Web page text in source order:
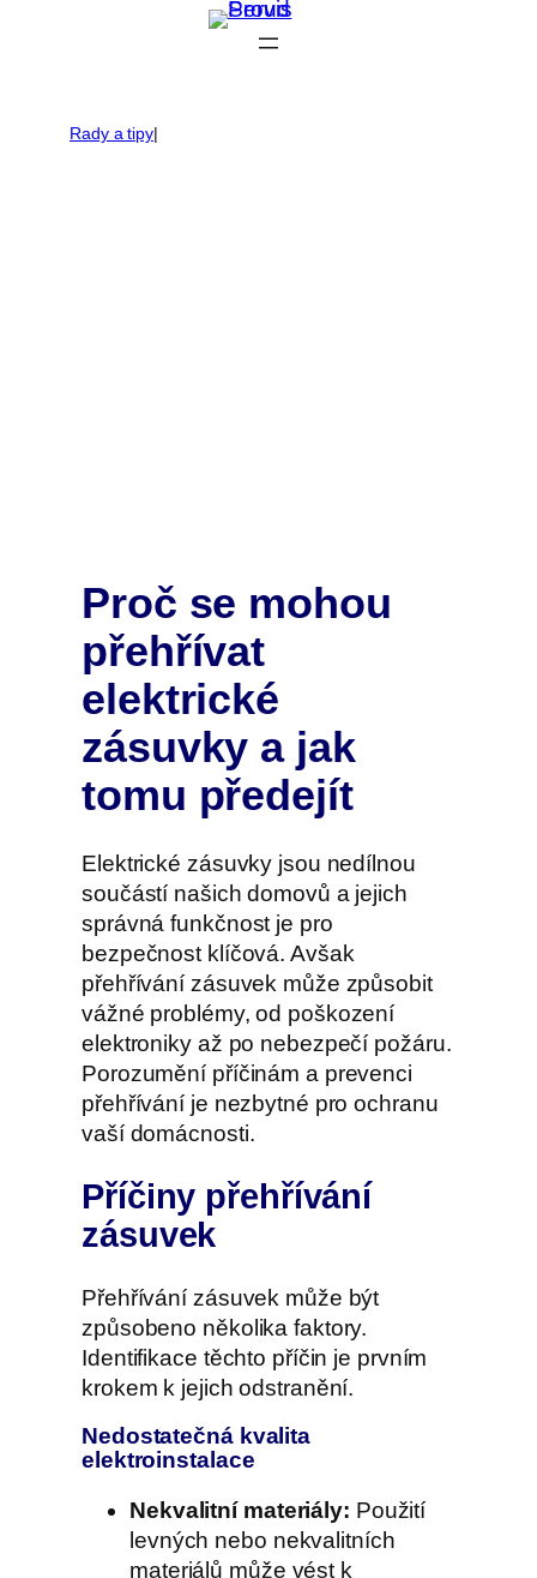
Rady a tipy|
Proč se mohou
přehřívat
elektrické
zásuvky a jak
tomu předejít
Elektrické zásuvky jsou nedílnou
součástí našich domovů a jejich
správná funkčnost je pro
bezpečnost klíčová. Avšak
přehřívání zásuvek může způsobit
vážné problémy, od poškození
elektroniky až po nebezpečí požáru.
Porozumění příčinám a prevenci
přehřívání je nezbytné pro ochranu
vaší domácnosti.
Příčiny přehřívání
zásuvek
Přehřívání zásuvek může být
způsobeno několika faktory.
Identifikace těchto příčin je prvním
krokem k jejich odstranění.
Nedostatečná kvalita
elektroinstalace
Nekvalitní materiály: Použití
levných nebo nekvalitních
materiálů může vést k